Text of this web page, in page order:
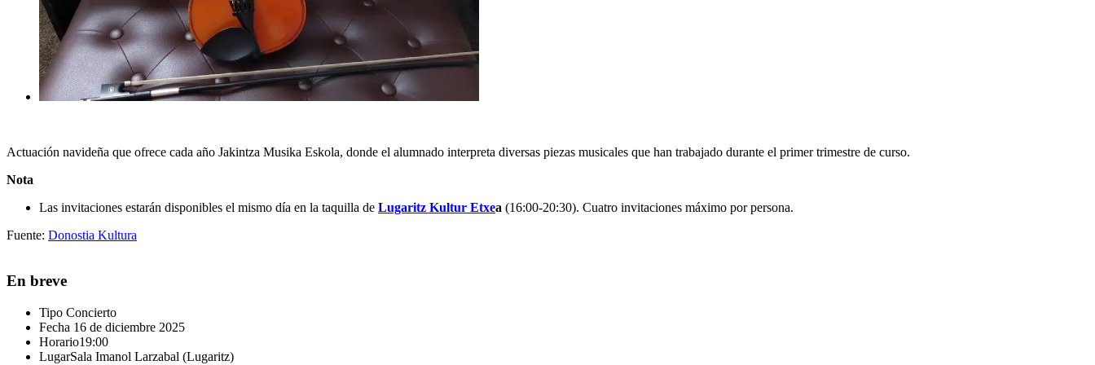
Actuación navideña que ofrece cada año Jakintza Musika Eskola, donde el alumnado interpreta diversas piezas musicales que han trabajado durante el primer trimestre de curso.
Nota
Las invitaciones estarán disponibles el mismo día en la taquilla de Lugaritz Kultur Etxea (16:00-20:30). Cuatro invitaciones máximo por persona.
Fuente: Donostia Kultura
En breve
Tipo Concierto
Fecha 16 de diciembre 2025
Horario19:00
LugarSala Imanol Larzabal (Lugaritz)